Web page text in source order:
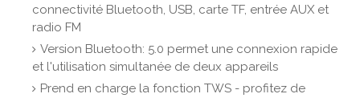
connectivité Bluetooth, USB, carte TF, entrée AUX et
radio FM
Version Bluetooth: 5.0 permet une connexion rapide
et l'utilisation simultanée de deux appareils
Prend en charge la fonction TWS - profitez de